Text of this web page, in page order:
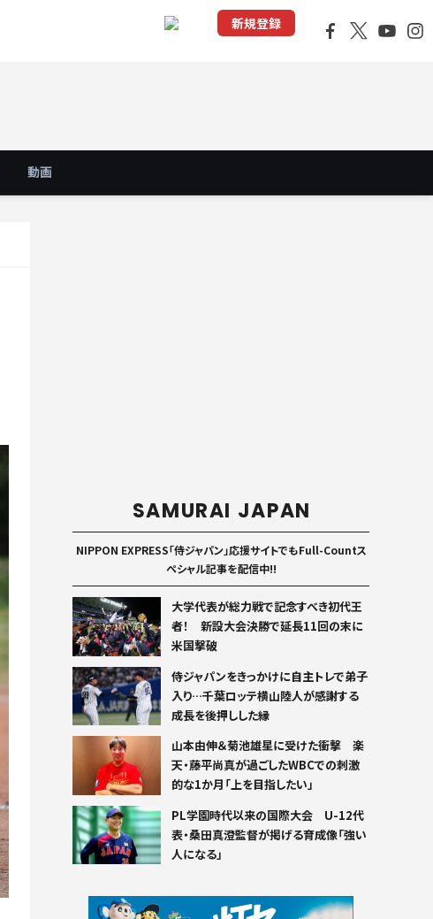
新規登録
動画
SAMURAI JAPAN
NIPPON EXPRESS「侍ジャパン」応援サイトでもFull-Countス
ペシャル記事を配信中!!
大学代表が総力戦で記念すべき初代王
者！ 新設大会決勝で延長11回の末に
米国撃破
侍ジャパンをきっかけに自主トレで弟子
入り…千葉ロッテ横山陸人が感謝する
成長を後押しした縁
山本由伸＆菊池雄星に受けた衝撃 楽
天・藤平尚真が過ごしたWBCでの刺激
的な1か月「上を目指したい」
PL学園時代以来の国際大会 U-12代
表・桑田真澄監督が掲げる育成像「強い
人になる」